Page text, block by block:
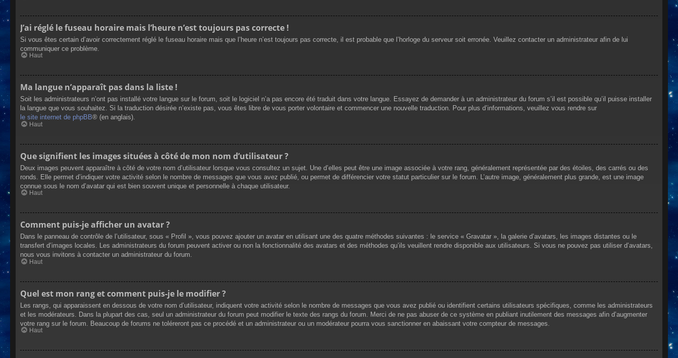
J’ai réglé le fuseau horaire mais l’heure n’est toujours pas correcte !
Si vous êtes certain d’avoir correctement réglé le fuseau horaire mais que l’heure n’est toujours pas correcte, il est probable que l’horloge du serveur soit erronée. Veuillez contacter un administrateur afin de lui
communiquer ce problème.
Haut
Ma langue n’apparaît pas dans la liste !
Soit les administrateurs n’ont pas installé votre langue sur le forum, soit le logiciel n’a pas encore été traduit dans votre langue. Essayez de demander à un administrateur du forum s’il est possible qu’il puisse installer
la langue que vous souhaitez. Si la traduction désirée n’existe pas, vous êtes libre de vous porter volontaire et commencer une nouvelle traduction. Pour plus d’informations, veuillez vous rendre sur
le site internet de phpBB® (en anglais).
Haut
Que signifient les images situées à côté de mon nom d’utilisateur ?
Deux images peuvent apparaître à côté de votre nom d’utilisateur lorsque vous consultez un sujet. Une d’elles peut être une image associée à votre rang, généralement représentée par des étoiles, des carrés ou des
ronds. Elle permet d’indiquer votre activité selon le nombre de messages que vous avez publié, ou permet de différencier votre statut particulier sur le forum. L’autre image, généralement plus grande, est une image
connue sous le nom d’avatar qui est bien souvent unique et personnelle à chaque utilisateur.
Haut
Comment puis-je afficher un avatar ?
Dans le panneau de contrôle de l’utilisateur, sous « Profil », vous pouvez ajouter un avatar en utilisant une des quatre méthodes suivantes : le service « Gravatar », la galerie d’avatars, les images distantes ou le
transfert d’images locales. Les administrateurs du forum peuvent activer ou non la fonctionnalité des avatars et des méthodes qu’ils veuillent rendre disponible aux utilisateurs. Si vous ne pouvez pas utiliser d’avatars,
nous vous invitons à contacter un administrateur du forum.
Haut
Quel est mon rang et comment puis-je le modifier ?
Les rangs, qui apparaissent en dessous de votre nom d’utilisateur, indiquent votre activité selon le nombre de messages que vous avez publié ou identifient certains utilisateurs spécifiques, comme les administrateurs
et les modérateurs. Dans la plupart des cas, seul un administrateur du forum peut modifier le texte des rangs du forum. Merci de ne pas abuser de ce système en publiant inutilement des messages afin d’augmenter
votre rang sur le forum. Beaucoup de forums ne toléreront pas ce procédé et un administrateur ou un modérateur pourra vous sanctionner en abaissant votre compteur de messages.
Haut